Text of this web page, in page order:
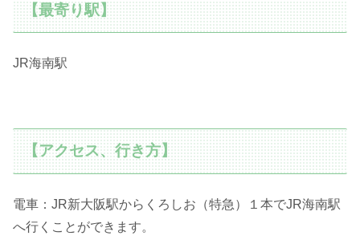
【最寄り駅】
JR海南駅
【アクセス、行き方】
電車：JR新大阪駅からくろしお（特急）１本でJR海南駅
へ行くことができます。